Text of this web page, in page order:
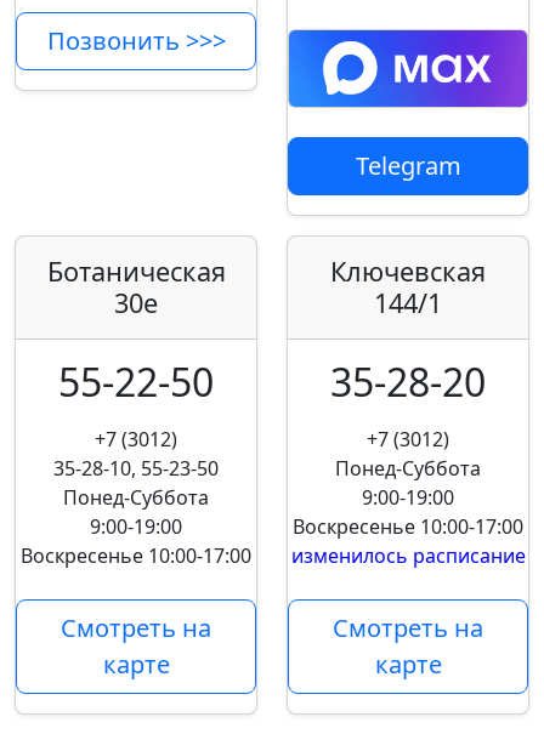
Позвонить >>>
Telegram
Ботаническая
30е
55-22-50
+7 (3012)
35-28-10, 55-23-50
Понед-Суббота
9:00-19:00
Воскресенье 10:00-17:00
Смотреть на
карте
Ключевская
144/1
35-28-20
+7 (3012)
Понед-Суббота
9:00-19:00
Воскресенье 10:00-17:00
изменилось расписание
Смотреть на
карте